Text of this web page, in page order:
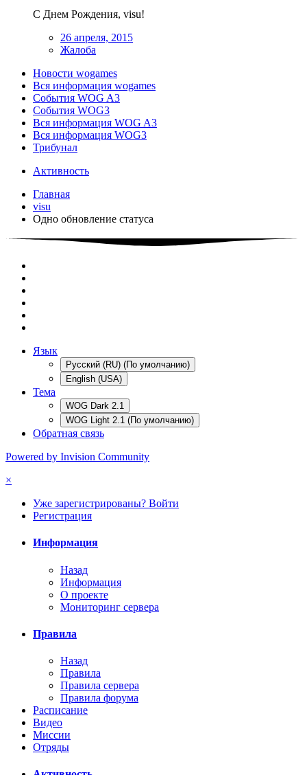
С Днем Рождения, visu!
26 апреля, 2015
Жалоба
Новости wogames
Вся информация wogames
События WOG A3
События WOG3
Вся информация WOG A3
Вся информация WOG3
Трибунал
Активность
Главная
visu
Одно обновление статуса
Язык
Русский (RU) (По умолчанию)
English (USA)
Тема
WOG Dark 2.1
WOG Light 2.1 (По умолчанию)
Обратная связь
Powered by Invision Community
×
Уже зарегистрированы? Войти
Регистрация
Информация
Назад
Информация
О проекте
Мониторинг сервера
Правила
Назад
Правила
Правила сервера
Правила форума
Расписание
Видео
Миссии
Отряды